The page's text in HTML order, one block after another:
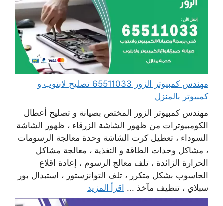
مهندس كمبيوتر الزور 65511033 تصليح لابتوب و
كمبيوتر بالمنزل
مهندس كمبيوتر الزور المختص بصيانة و تصليح أعطال
الكومبيوترات من ظهور الشاشة الزرقاء ، ظهور الشاشة
السوداء ، تعطيل كرت الشاشة وحدة معالجة الرسومات
، مشاكل وحدات الطاقة و التغذية ، معالجة مشاكل
الحرارة الزائدة ، تلف معالج الرسوم ، إعادة اقلاع
الحاسوب بشكل متكرر ، تلف التوانزستور ، استبدال بور
سبلاي ، تنظيف مآخذ ... اقرأ المزيد